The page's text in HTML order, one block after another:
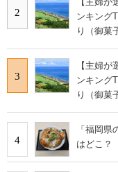
2
ンキング
り（御菓
3
【主婦
ンキング
り（御菓
4
「福岡
はどこ？